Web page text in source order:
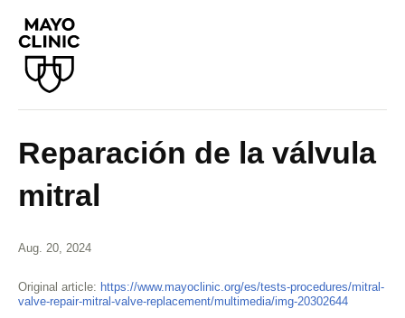
Reparación de la válvula
mitral
Aug. 20, 2024
Original article: https://www.mayoclinic.org/es/tests-procedures/mitral-
valve-repair-mitral-valve-replacement/multimedia/img-20302644